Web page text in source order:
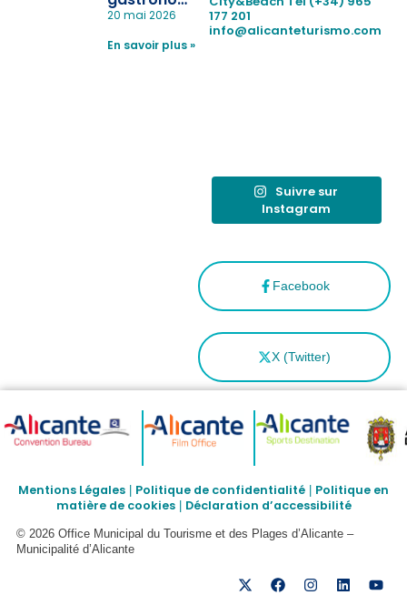
realiza con
simulacro de socorrismo
a Madrid
reforzar el
20 mai 2026
En savoir plus »
Facebook
X (Twitter)
177 201
info@alicanteturismo.com
Suivre sur
Instagram
Mentions Légales Politique de confidentialité
Politique en
matière de cookies| Déclaration d’accessibilité
© 2026 Office Municipal du Tourisme et des Plages d’Alicante –
Municipalité d’Alicante